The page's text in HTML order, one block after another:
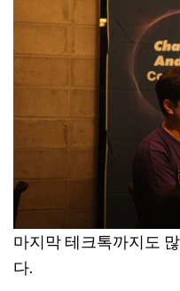
마지막 테크톡까지도
다.